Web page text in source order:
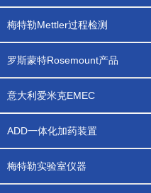
梅特勒Mettler过程检测
罗斯蒙特Rosemount产品
意大利爱米克EMEC
ADD一体化加药装置
梅特勒实验室仪器